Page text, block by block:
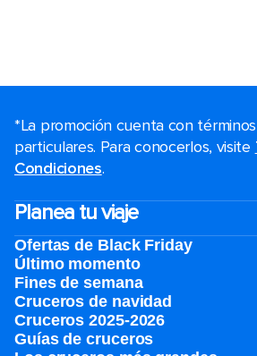
*La promoción cuenta con
particulares. Para conocerlos, visite
Condiciones.
Planea tu viaje
Ofertas de Black Friday
Último momento
Fines de semana
Cruceros de navidad
Cruceros 2025-2026
Guías de cruceros